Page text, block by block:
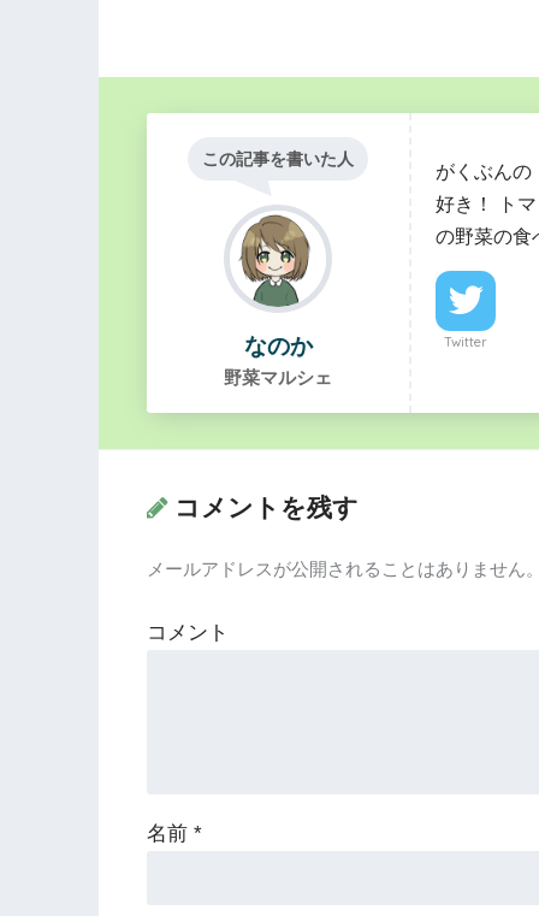
この記事を書いた人
なのか
野菜マルシェ
がくぶんの
好き！ ト
の野菜の食
Twitter
コメントを残す
メールアドレスが公開されることはありません
コメント
名前 *